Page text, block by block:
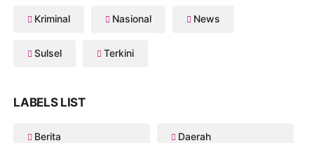
Kriminal Nasional News
Sulsel Terkini
LABELS LIST
Berita Daerah